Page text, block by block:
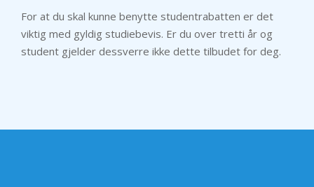
For at du skal kunne benytte studentrabatten er det
viktig med gyldig studiebevis. Er du over tretti år og
student gjelder dessverre ikke dette tilbudet for deg.